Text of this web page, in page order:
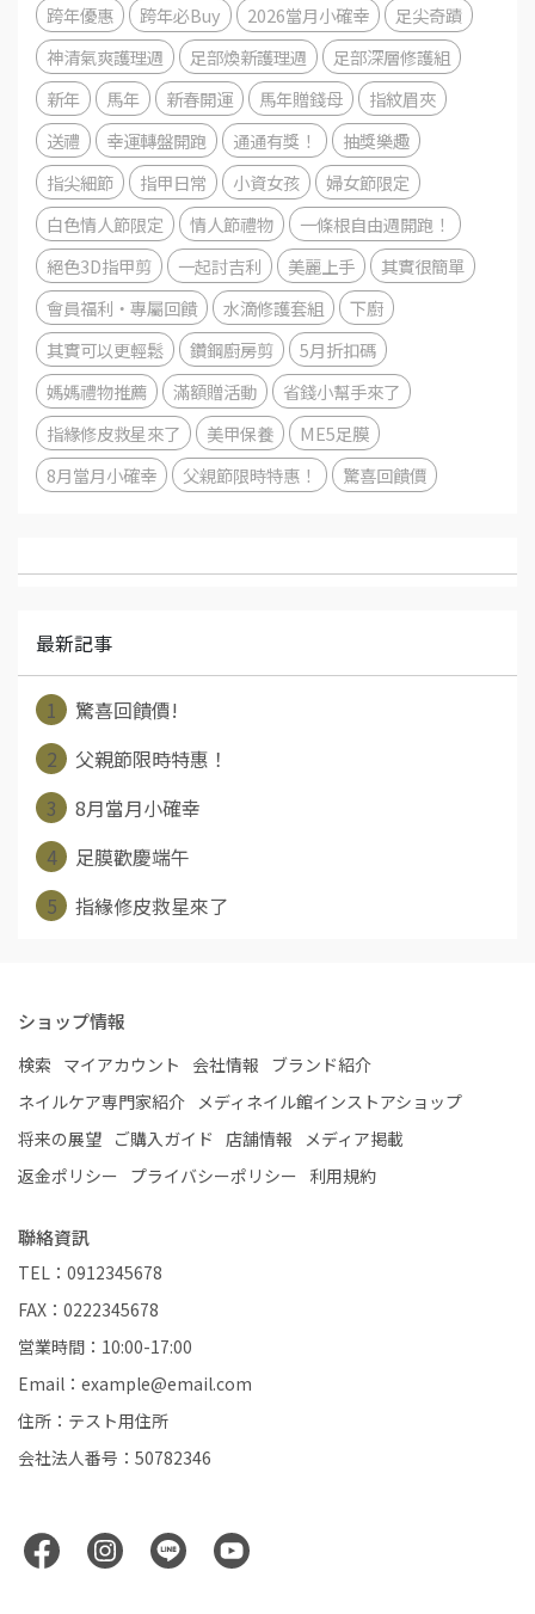
跨年優惠
跨年必Buy 2026當月小確幸
足尖奇蹟
神清氣爽護理週
足部煥新護理週
足部深層修護組
新年
馬年 新春開運 馬年贈錢母
指紋眉夾
送禮
幸運轉盤開跑 通通有獎！
抽獎樂趣
指尖細節
指甲日常 小資女孩
婦女節限定
白色情人節限定
情人節禮物
一條根自由週開跑！
絕色3D指甲剪
一起討吉利 美麗上手
其實很簡單
會員福利・專屬回饋
水滴修護套組
下廚
其實可以更輕鬆
鑽鋼廚房剪
5月折扣碼
媽媽禮物推薦
滿額贈活動
省錢小幫手來了
指緣修皮救星來了
美甲保養
ME5足膜
8月當月小確幸
父親節限時特惠！ 驚喜回饋價
最新記事
1
驚喜回饋價!
2
父親節限時特惠！
3
8月當月小確幸
4
足膜歡慶端午
5
指緣修皮救星來了
ショップ情報
検索 マイアカウント 会社情報 ブランド紹介
ネイルケア専門家紹介 メディネイル館インストアショップ
将来の展望 ご購入ガイド 店舗情報
メディア掲載
返金ポリシー プライバシーポリシー 利用規約
聯絡資訊
TEL：0912345678
FAX：0222345678
営業時間：10:00-17:00
Email：example@email.com
住所：テスト用住所
会社法人番号：50782346